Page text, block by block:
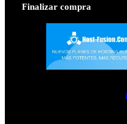
Finalizar compra